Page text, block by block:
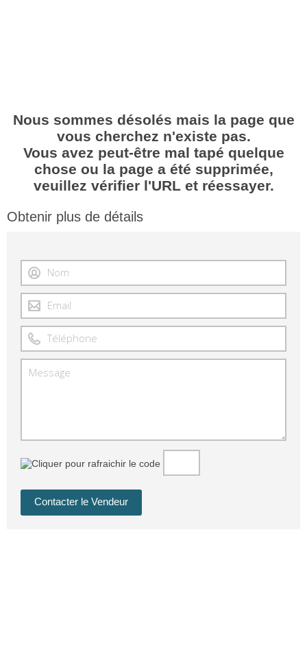
Nous sommes désolés mais la page que
vous cherchez n'existe pas.
Vous avez peut-être mal tapé quelque
chose ou la page a été supprimée,
veuillez vérifier l'URL et réessayer.
Obtenir plus de détails